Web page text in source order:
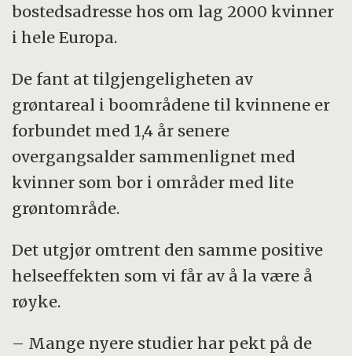
bostedsadresse hos om lag 2000 kvinner
i hele Europa.
De fant at tilgjengeligheten av
grøntareal i boområdene til kvinnene er
forbundet med 1,4 år senere
overgangsalder sammenlignet med
kvinner som bor i områder med lite
grøntområde.
Det utgjør omtrent den samme positive
helseeffekten som vi får av å la være å
røyke.
– Mange nyere studier har pekt på de